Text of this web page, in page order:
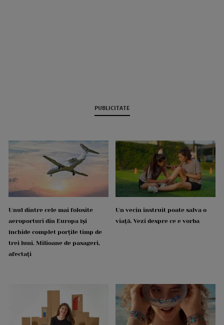
PUBLICITATE
Unul dintre cele mai folosite
aeroporturi din Europa își
închide complet porțile timp de
trei luni. Milioane de pasageri,
afectați
Un vecin instruit poate salva o
viață. Vezi despre ce e vorba